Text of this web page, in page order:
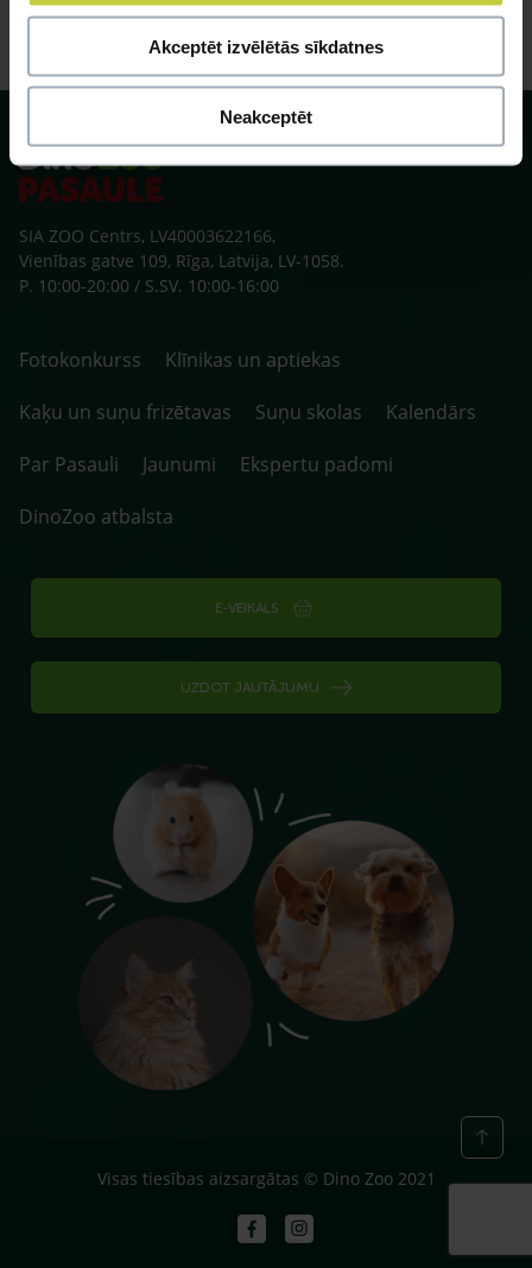
Akceptēt izvēlētās sīkdatnes
Neakceptēt
SIA ZOO Centrs, LV40003622166,
Vienības gatve 109, Rīga, Latvija, LV-1058.
P. 10:00-20:00 / S.SV. 10:00-16:00
Fotokonkurss
Klīnikas un aptiekas
Kaķu un suņu frizētavas
Suņu skolas
Kalendārs
Par Pasauli
Jaunumi
Ekspertu padomi
DinoZoo atbalsta
E-VEIKALS
UZDOT JAUTĀJUMU
Visas tiesības aizsargātas © Dino Zoo 2021